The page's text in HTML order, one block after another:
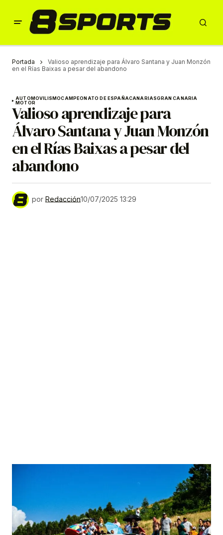
Portada
Valioso aprendizaje para Álvaro Santana y Juan Monzón
en el Rías Baixas a pesar del abandono
AUTOMOVILISMOCAMPEONATO DE ESPAÑACANARIASGRAN CANARIA
MOTOR
Valioso aprendizaje para
Álvaro Santana y Juan Monzón
en el Rías Baixas a pesar del
abandono
por Redacción10/07/2025 13:29